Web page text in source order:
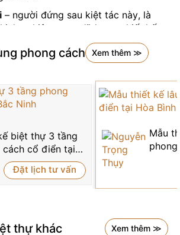
– người đứng sau kiệt tác này, là
nghiệm trong lĩnh vực thiết kế cao
sâu về tân cổ điển, kiểu Pháp và
đã tạo nên những công trình biểu
dự án nằm ở sự cân bằng hoàn hảo
châu Âu và nhu cầu sinh hoạt hiện
kế 250,000 đồng/m2, đây là mức
công trình mang tầm vóc quốc tế.
ĐIỂN – DI SẢN SỐNG
những cung điện châu Âu. Kiến
phong cách Xem thêm ≫
biệt thự 3 tầng
cách cổ điển tại
KT2009458
Đặt lịch tư vấn
Mẫu
thựkhác Xem thêm ≫